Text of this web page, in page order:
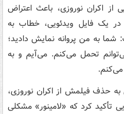
اکران نوروزی، باعث اعتراض
۸۲ ساله شد. او در یک فایل ویدئویی، خطاب به
شما به من پروانه نمایش دادید؛
تحمل می‌کنم. می‌آیم و به
می‌کنم.
حذف فیلمش از اکران نوروزی،
تأکید کرد که «لامینور» مشکلی